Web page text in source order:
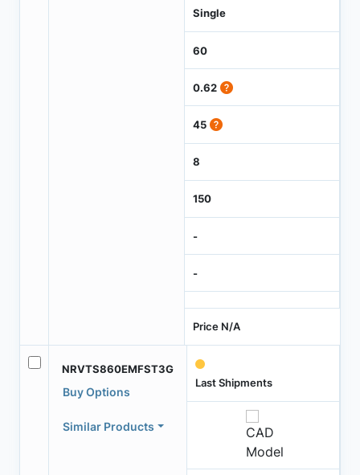
Single
60
0.62
45
8
150
-
-
Price N/A
NRVTS860EMFST3G
Buy Options
Similar Products
Last Shipments